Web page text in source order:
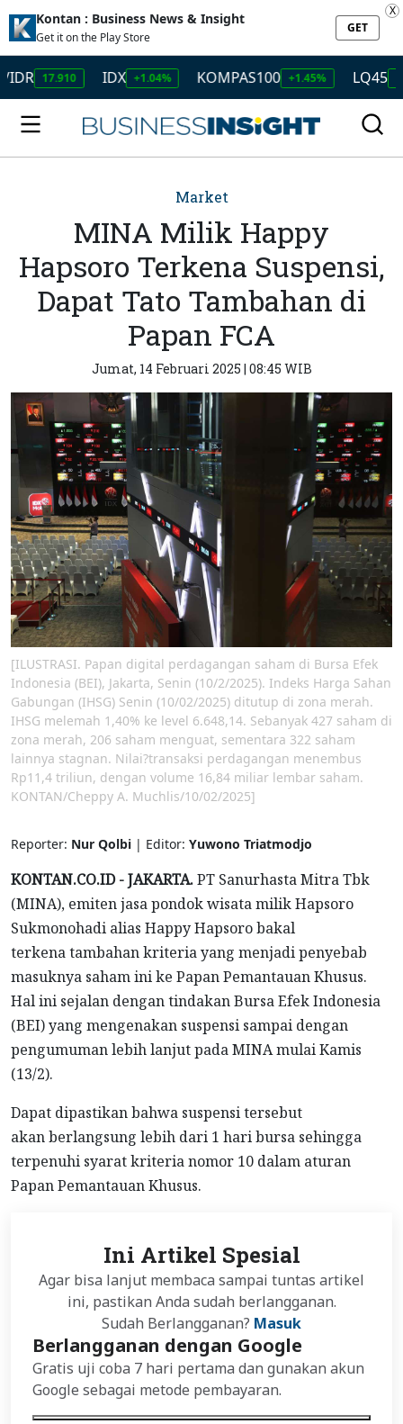
Kontan : Business News & Insight
Get it on the Play Store
GET
X
17.910 IDX +1.04% KOMPAS100 +1.45% LQ45 +1.50%
Market
MINA Milik Happy
Hapsoro Terkena Suspensi,
Dapat Tato Tambahan di
Papan FCA
Jumat, 14 Februari 2025 | 08:45 WIB
[ILUSTRASI. Papan digital perdagangan saham di Bursa Efek
Indonesia (BEI), Jakarta, Senin (10/2/2025). Indeks Harga Sahan
Gabungan (IHSG) Senin (10/02/2025) ditutup di zona merah.
IHSG melemah 1,40% ke level 6.648,14. Sebanyak 427 saham di
zona merah, 206 saham menguat, sementara 322 saham
lainnya stagnan. Nilai?transaksi perdagangan menembus
Rp11,4 triliun, dengan volume 16,84 miliar lembar saham.
KONTAN/Cheppy A. Muchlis/10/02/2025]
Reporter: Nur Qolbi | Editor: Yuwono Triatmodjo
KONTAN.CO.ID - JAKARTA.PT Sanurhasta Mitra Tbk
(MINA), emiten jasa pondok wisata milik Hapsoro
Sukmonohadi alias Happy Hapsoro bakal
terkena tambahan kriteria yang menjadi penyebab
masuknya saham ini ke Papan Pemantauan Khusus.
Hal ini sejalan dengan tindakan Bursa Efek Indonesia
(BEI) yang mengenakan suspensi sampai dengan
pengumuman lebih lanjut pada MINA mulai Kamis
(13/2).
Dapat dipastikan bahwa suspensi tersebut
akan berlangsung lebih dari 1 hari bursa sehingga
terpenuhi syarat kriteria nomor 10 dalam aturan
Papan Pemantauan Khusus.
Ini Artikel Spesial
Agar bisa lanjut membaca sampai tuntas artikel
ini, pastikan Anda sudah berlangganan.
Sudah Berlangganan? Masuk
Berlangganan dengan Google
Gratis uji coba 7 hari pertama dan gunakan akun
Google sebagai metode pembayaran.